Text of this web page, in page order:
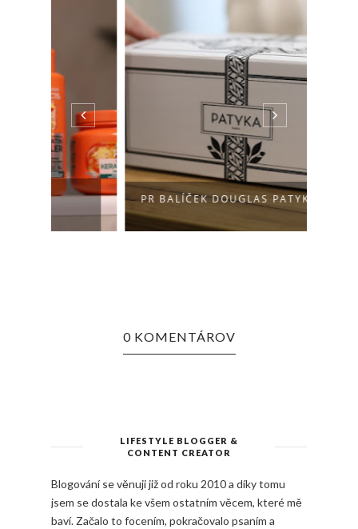
PR BALÍČEK DOUGLAS PATYKA
0 KOMENTÁROV
LIFESTYLE BLOGGER &
CONTENT CREATOR
Blogování se věnuji již od roku 2010 a díky tomu
jsem se dostala ke všem ostatním věcem, které mě
baví. Začalo to focením, pokračovalo psaním a